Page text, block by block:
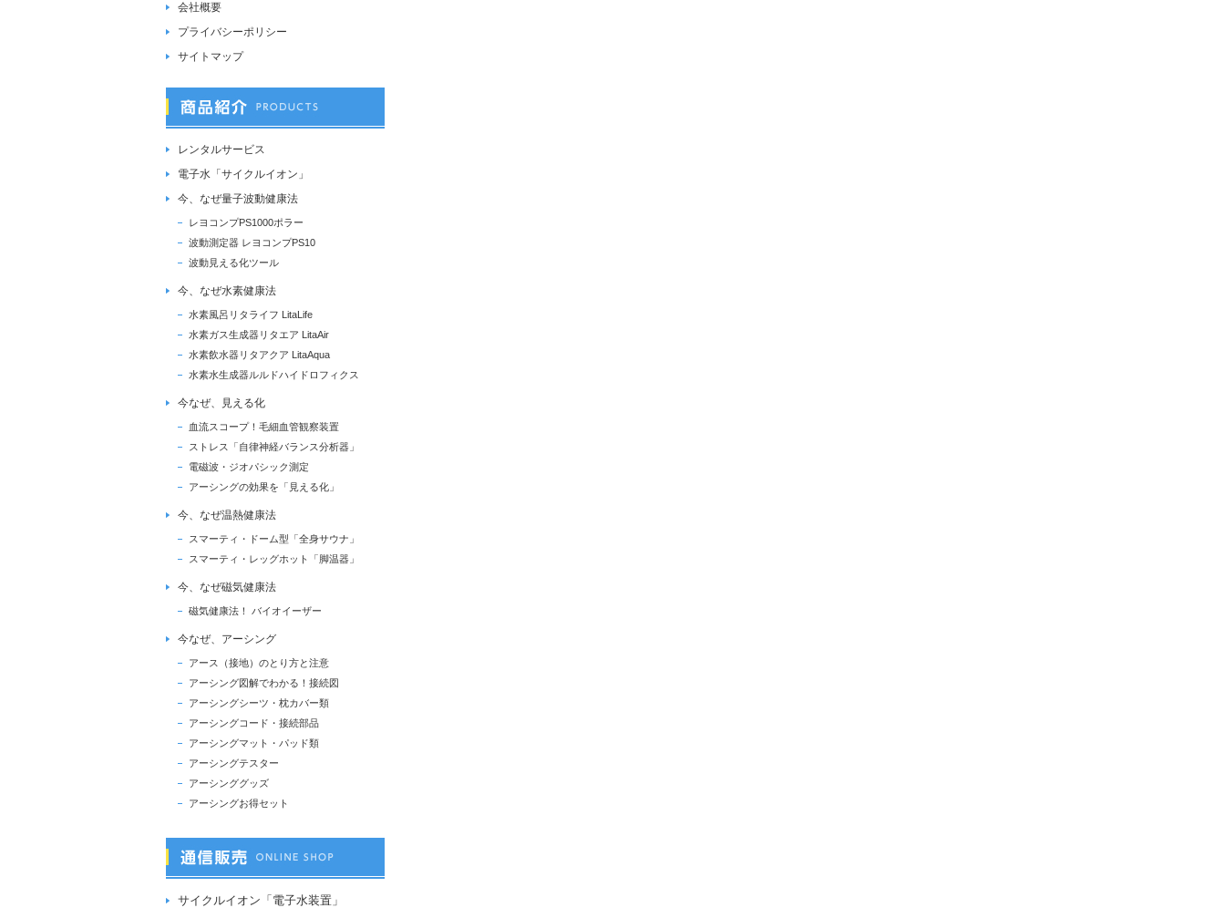
会社概要
プライバシーポリシー
サイトマップ
レンタルサービス
電子水「サイクルイオン」
今、なぜ量子波動健康法
レヨコンプPS1000ポラー
波動測定器 レヨコンプPS10
波動見える化ツール
今、なぜ水素健康法
水素風呂リタライフ LitaLife
水素ガス生成器リタエア LitaAir
水素飲水器リタアクア LitaAqua
水素水生成器ルルドハイドロフィクス
今なぜ、見える化
血流スコープ！毛細血管観察装置
ストレス「自律神経バランス分析器」
電磁波・ジオパシック測定
アーシングの効果を「見える化」
今、なぜ温熱健康法
スマーティ・ドーム型「全身サウナ」
スマーティ・レッグホット「脚温器」
今、なぜ磁気健康法
磁気健康法！ バイオイーザー
今なぜ、アーシング
アース（接地）のとり方と注意
アーシング図解でわかる！接続図
アーシングシーツ・枕カバー類
アーシングコード・接続部品
アーシングマット・パッド類
アーシングテスター
アーシンググッズ
アーシングお得セット
サイクルイオン「電子水装置」